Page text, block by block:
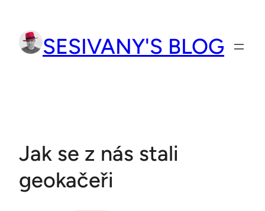
obsah
SESIVANY'S BLOG
Jak se z nás stali
geokačeři